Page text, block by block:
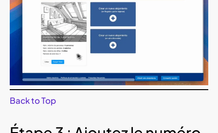
Back to Top